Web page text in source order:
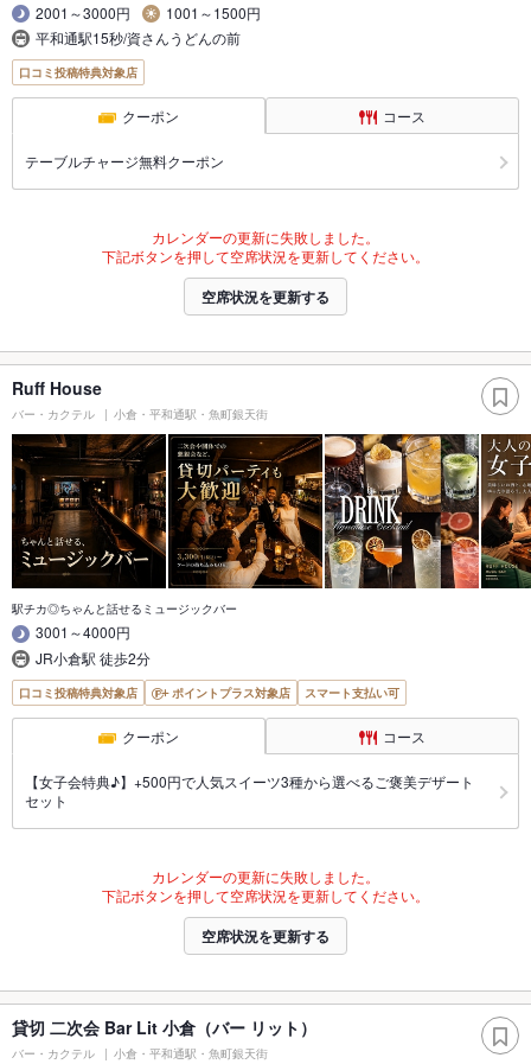
2001～3000円
1001～1500円
平和通駅15秒/資さんうどんの前
口コミ投稿特典対象店
クーポン コース
テーブルチャージ無料クーポン
カレンダーの更新に失敗しました。
下記ボタンを押して空席状況を更新してください。
空席状況を更新する
Ruff House
バー・カクテル 小倉・平和通駅・魚町銀天街
駅チカ◎ちゃんと話せるミュージックバー
3001～4000円
JR小倉駅 徒歩2分
口コミ投稿特典対象店 ポイントプラス対象店 スマート支払い可
クーポン コース
【女子会特典♪】+500円で人気スイーツ3種から選べるご褒美デザート
セット
カレンダーの更新に失敗しました。
下記ボタンを押して空席状況を更新してください。
空席状況を更新する
貸切 二次会 Bar Lit 小倉（バー リット）
バー・カクテル 小倉・平和通駅・魚町銀天街